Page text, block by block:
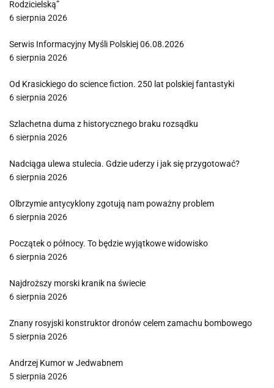
Rodzicielską”
6 sierpnia 2026
Serwis Informacyjny Myśli Polskiej 06.08.2026
6 sierpnia 2026
Od Krasickiego do science fiction. 250 lat polskiej fantastyki
6 sierpnia 2026
Szlachetna duma z historycznego braku rozsądku
6 sierpnia 2026
Nadciąga ulewa stulecia. Gdzie uderzy i jak się przygotować?
6 sierpnia 2026
Olbrzymie antycyklony zgotują nam poważny problem
6 sierpnia 2026
Początek o północy. To będzie wyjątkowe widowisko
6 sierpnia 2026
Najdroższy morski kranik na świecie
6 sierpnia 2026
Znany rosyjski konstruktor dronów celem zamachu bombowego
5 sierpnia 2026
Andrzej Kumor w Jedwabnem
5 sierpnia 2026